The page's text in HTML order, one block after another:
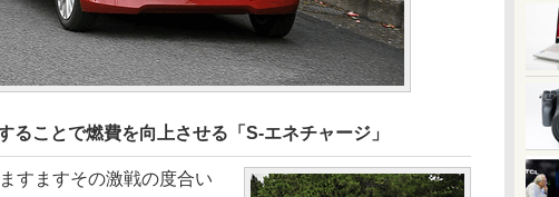
ることで燃費を向上させる「S-エネチャージ」
すますその激戦の度合い